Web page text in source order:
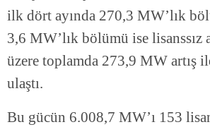
ilk dört ayında 270,3 MW’lık
3,6 MW’lık bölümü ise lisanssız
üzere toplamda 273,9 MW artış
ulaştı.
Bu gücün 6.008,7 MW’ı 153